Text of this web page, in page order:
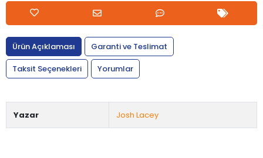
Ürün Açıklaması
Garanti ve Teslimat
Taksit Seçenekleri
Yorumlar
Yazar Josh Lacey